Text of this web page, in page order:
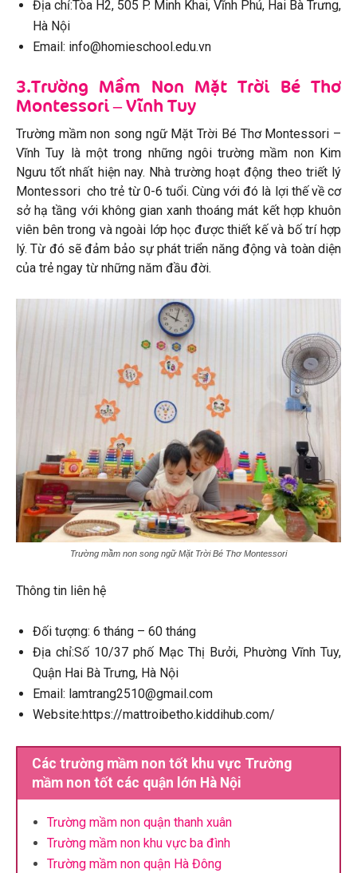
Địa chỉ:Tòa H2, 505 P. Minh Khai, Vĩnh Phú, Hai Bà Trưng,
Hà Nội
Email: info@homieschool.edu.vn
3.Trường Mầm Non Mặt Trời Bé Thơ
Montessori – Vĩnh Tuy
Trường mầm non song ngữ Mặt Trời Bé Thơ Montessori –
Vĩnh Tuy là một trong những ngôi trường mầm non Kim
Ngưu tốt nhất hiện nay. Nhà trường hoạt động theo triết lý
Montessori cho trẻ từ 0-6 tuổi. Cùng với đó là lợi thế về cơ
sở hạ tầng với không gian xanh thoáng mát kết hợp khuôn
viên bên trong và ngoài lớp học được thiết kế và bố trí hợp
lý. Từ đó sẽ đảm bảo sự phát triển năng động và toàn diện
của trẻ ngay từ những năm đầu đời.
Trường mầm non song ngữ Mặt Trời Bé Thơ Montessori
Thông tin liên hệ
Đối tượng: 6 tháng – 60 tháng
Địa chỉ:Số 10/37 phố Mạc Thị Bưởi, Phường Vĩnh Tuy,
Quận Hai Bà Trưng, Hà Nội
Email: lamtrang2510@gmail.com
Website:https://mattroibetho.kiddihub.com/
Các trường mầm non tốt khu vực Trường
mầm non tốt các quận lớn Hà Nội
Trường mầm non quận thanh xuân
Trường mầm non khu vực ba đình
Trường mầm non quận Hà Đông